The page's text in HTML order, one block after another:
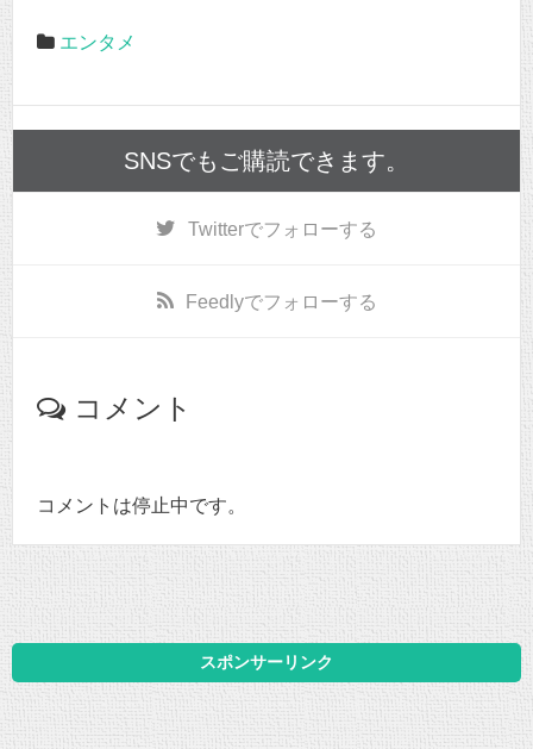
エンタメ
SNSでもご購読できます。
Twitterでフォローする
Feedlyでフォローする
コメント
コメントは停止中です。
スポンサーリンク